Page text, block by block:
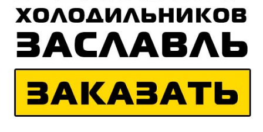
Работаем по регионам ×
Фосфоритный Октябрьский Тучково Уваровка
Черусти Лотошино Котельники Клин Протвино
УЗНАТЬ ПОДРОБНЕЕ ×